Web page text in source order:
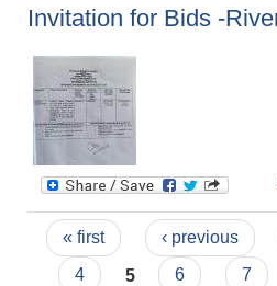
Invitation for Bids -
Pages
« first ‹ previous
4
5 6 7